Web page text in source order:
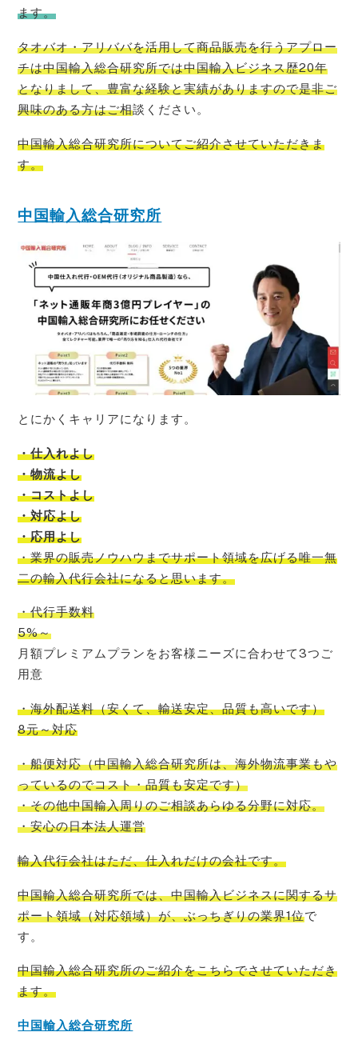
ます。
タオバオ・アリババを活用して商品販売を行うアプロー
チは中国輸入総合研究所では中国輸入ビジネス歴20年
となりまして、豊富な経験と実績がありますので是非ご
興味のある方はご相談ください。
中国輸入総合研究所についてご紹介させていただきま
す。
中国輸入総合研究所
とにかくキャリアになります。
・仕入れよし
・物流よし
・コストよし
・対応よし
・応用よし
・業界の販売ノウハウまでサポート領域を広げる唯一無
二の輸入代行会社になると思います。
・代行手数料
5%～
月額プレミアムプランをお客様ニーズに合わせて3つご
用意
・海外配送料（安くて、輸送安定、品質も高いです）
8元～対応
・船便対応（中国輸入総合研究所は、海外物流事業もや
っているのでコスト・品質も安定です）
・その他中国輸入周りのご相談あらゆる分野に対応。
・安心の日本法人運営
輸入代行会社はただ、仕入れだけの会社です。
中国輸入総合研究所では、中国輸入ビジネスに関するサ
ポート領域（対応領域）が、ぶっちぎりの業界1位で
す。
中国輸入総合研究所のご紹介をこちらでさせていただき
ます。
中国輸入総合研究所